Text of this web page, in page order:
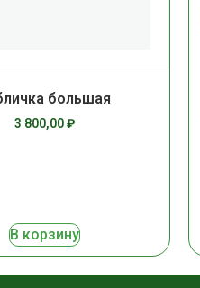
большая
3 800,00₽
В корзину